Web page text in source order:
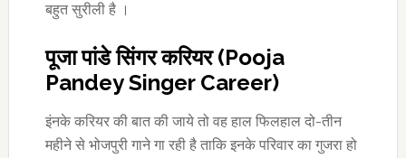
बहुत सुरीली है ।
पूजा पांडे सिंगर करियर (Pooja
Pandey Singer Career)
इंनके करियर की बात की जाये तो वह हाल फिलहाल दो-तीन
महीने से भोजपुरी गाने गा रही है ताकि इनके परिवार का गुजरा हो